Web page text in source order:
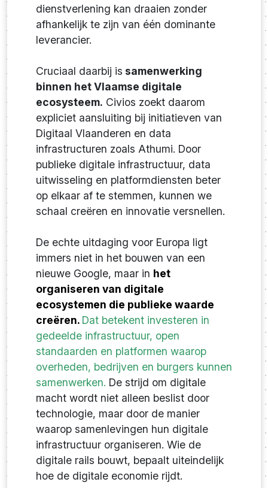
dienstverlening kan draaien zonder
afhankelijk te zijn van één dominante
leverancier.
Cruciaal daarbij is samenwerking
binnen het Vlaamse digitale
ecosysteem. Civios zoekt daarom
expliciet aansluiting bij initiatieven van
Digitaal Vlaanderen en data
infrastructuren zoals Athumi. Door
publieke digitale infrastructuur, data
uitwisseling en platformdiensten beter
op elkaar af te stemmen, kunnen we
schaal creëren en innovatie versnellen.
De echte uitdaging voor Europa ligt
immers niet in het bouwen van een
nieuwe Google, maar in het
organiseren van digitale
ecosystemen die publieke waarde
creëren. Dat betekent investeren in
gedeelde infrastructuur, open
standaarden en platformen waarop
overheden, bedrijven en burgers kunnen
samenwerken. De strijd om digitale
macht wordt niet alleen beslist door
technologie, maar door de manier
waarop samenlevingen hun digitale
infrastructuur organiseren. Wie de
digitale rails bouwt, bepaalt uiteindelijk
hoe de digitale economie rijdt.